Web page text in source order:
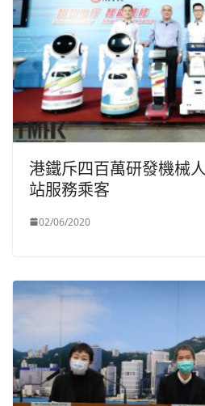
港鐵斥四百萬研發機械
站服務乘客
02/06/2020